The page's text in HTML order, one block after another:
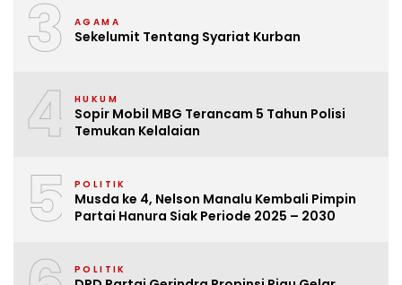
3 AGAMA
Sekelumit Tentang Syariat Kurban
4 HUKUM
Sopir Mobil MBG Terancam 5 Tahun Polisi
Temukan Kelalaian
5 POLITIK
Musda ke 4, Nelson Manalu Kembali Pimpin
Partai Hanura Siak Periode 2025 – 2030
POLITIK